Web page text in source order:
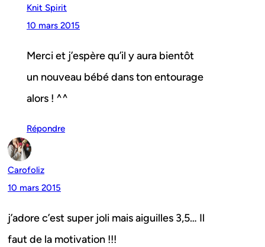
Knit Spirit
10 mars 2015
Merci et j’espère qu’il y aura bientôt
un nouveau bébé dans ton entourage
alors ! ^^
Répondre
Carofoliz
10 mars 2015
j’adore c’est super joli mais aiguilles 3,5… Il
faut de la motivation !!!